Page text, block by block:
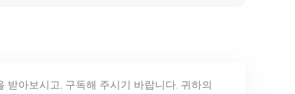
받아보시고, 구독해 주시기 바랍니다. 귀하의